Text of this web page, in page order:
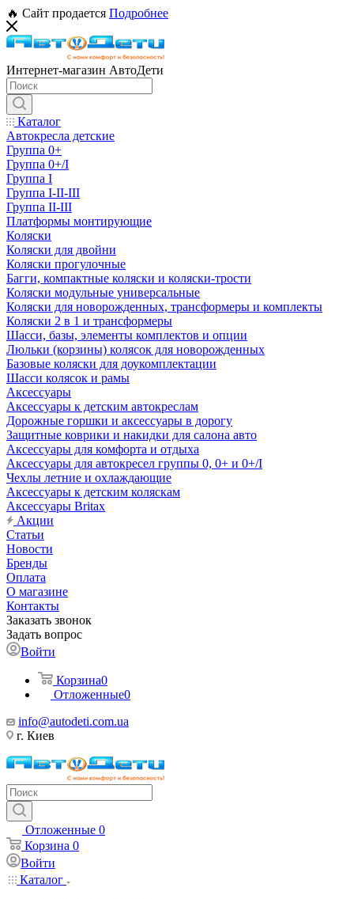
🔥 Сайт продается Подробнее
Интернет-магазин АвтоДети
Каталог
Автокресла детские
Группа 0+
Группа 0+/I
Группа I
Группа I-II-III
Группа II-III
Платформы монтирующие
Коляски
Коляски для двойни
Коляски прогулочные
Багги, компактные коляски и коляски-трости
Коляски модульные универсальные
Коляски для новорожденных, трансформеры и комплекты
Коляски 2 в 1 и трансформеры
Шасси, базы, элементы комплектов и опции
Люльки (корзины) колясок для новорожденных
Базовые коляски для доукомплектации
Шасси колясок и рамы
Аксессуары
Аксессуары к детским автокреслам
Дорожные горшки и аксессуары в дорогу
Защитные коврики и накидки для салона авто
Аксессуары для комфорта и отдыха
Аксессуары для автокресел группы 0, 0+ и 0+/I
Чехлы летние и охлаждающие
Аксессуары к детским коляскам
Аксессуары Britax
Акции
Статьи
Новости
Бренды
Оплата
О магазине
Контакты
Заказать звонок
Задать вопрос
Войти
Корзина0
Отложенные0
info@autodeti.com.ua
г. Киев
Отложенные 0
Корзина 0
Войти
Каталог